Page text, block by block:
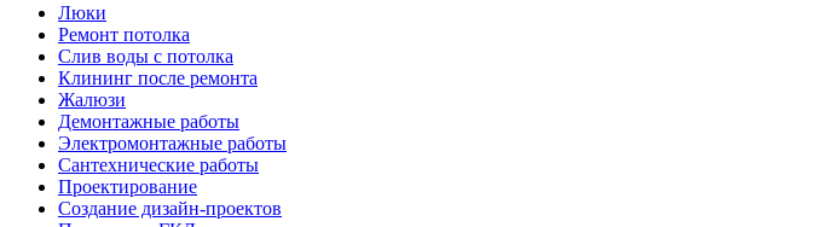
Люки
Ремонт потолка
Слив воды с потолка
Клининг после ремонта
Жалюзи
Демонтажные работы
Электромонтажные работы
Сантехнические работы
Проектирование
Создание дизайн-проектов